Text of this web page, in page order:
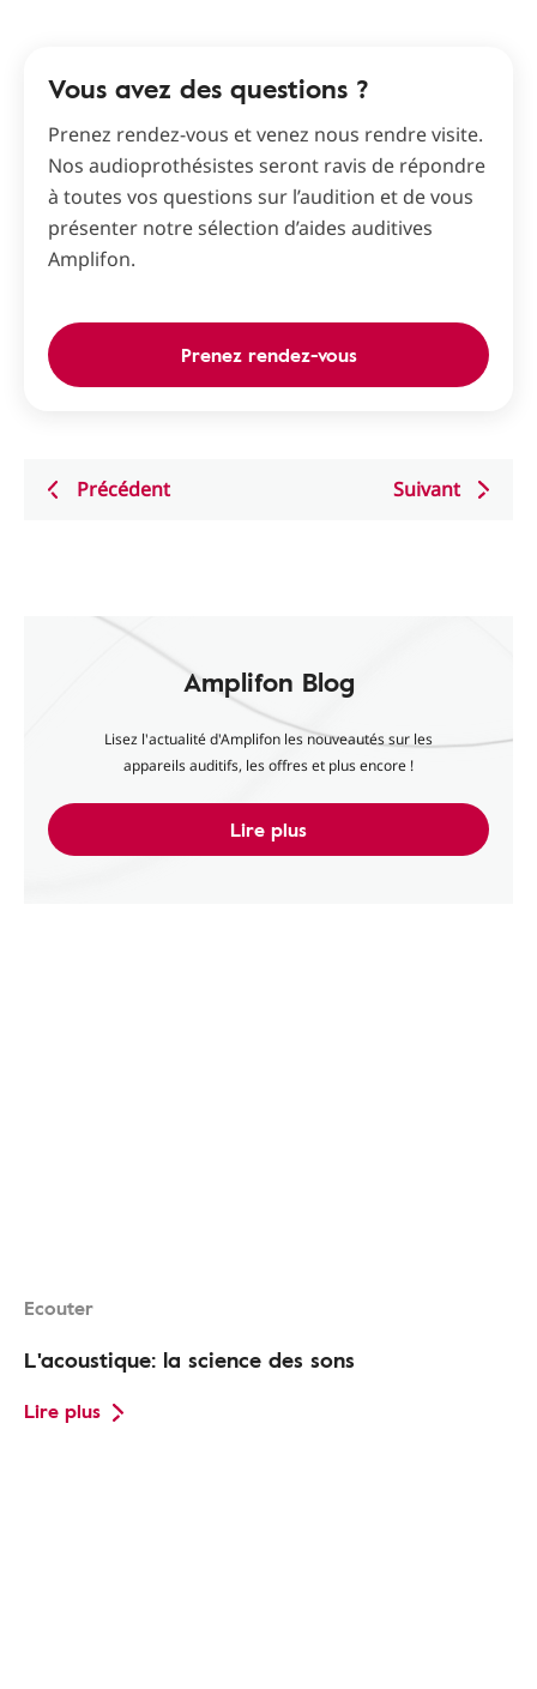
Vous avez des questions ?
Prenez rendez-vous et venez nous rendre visite.
Nos audioprothésistes seront ravis de répondre
à toutes vos questions sur l’audition et de vous
présenter notre sélection d’aides auditives
Amplifon.
Prenez rendez-vous
Précédent Suivant
Amplifon Blog
Lisez l'actualité d'Amplifon les nouveautés sur les
appareils auditifs, les offres et plus encore !
Lire plus
Ecouter
L'acoustique: la science des sons
Lire plus